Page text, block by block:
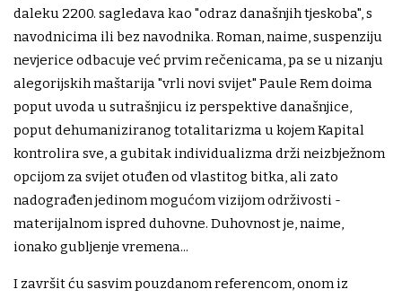
daleku 2200. sagledava kao "odraz današnjih tjeskoba", s
navodnicima ili bez navodnika. Roman, naime, suspenziju
nevjerice odbacuje već prvim rečenicama, pa se u nizanju
alegorijskih maštarija "vrli novi svijet" Paule Rem doima
poput uvoda u sutrašnjicu iz perspektive današnjice,
poput dehumaniziranog totalitarizma u kojem Kapital
kontrolira sve, a gubitak individualizma drži neizbježnom
opcijom za svijet otuđen od vlastitog bitka, ali zato
nadograđen jedinom mogućom vizijom održivosti -
materijalnom ispred duhovne. Duhovnost je, naime,
ionako gubljenje vremena...
I završit ću sasvim pouzdanom referencom, onom iz